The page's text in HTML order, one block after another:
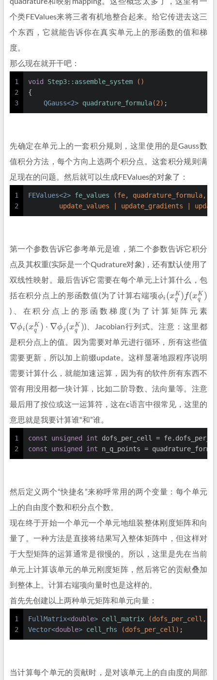
quadrature和映射mapping。这些概念太多了，这里有一
个类FEValues来将三者有机地整合起来。给它传进去这三
个东西，它就能告诉你在真实单元上的形函数的值和梯
度。
那么现在就开干吧：
1
2
3
void Step3::assemble_system
()
{
QGauss<2> quadrature_formula(2) ;
先确定在单元上的一套积分规则，这里使用的是Gauss数
值积分方法，每个方向上选两个积分点。这套积分规则满
足现在的问题。然后就可以生成FEValues的对象了：
1
2
FEValues<2> fe_values
(fe, quadrature_formula,
update_values | update_gradients |
第一个参数告诉它参考单元是谁，第二个参数告诉它积分
点及其权重(实际是一个Qudrature对象)，还有默认使用了
双线性映射。最后告诉它需要在每个单元上计算什么，包
括在积分点上的形函数值(为了计算右端项 ϕ (x qK f(x qK)
)、在积分点上的形函数梯度(为了计算矩阵元素
∇ϕ x qK) ∇ϕ j( xq K) )、Jacobian行列式。注意：这里都
是积分点上的值。因为需要对单元进行循环，所有这些值
需要更新，所以加上前缀update。这样显著地跟程序说明
需要计算什么，就能加速运算，因为有的软件所有东西不
管有用没用都一块计算，比如二阶导数、法向量等。注意
最后用了按位或这一运算符，这在c语言中很常见，这里的
意思就是我要计算谁“和”谁。
1
2
const unsigned int dofs_per_cell =
const
unsigned int n_q_points =
然后定义两个“快捷名”来称呼常用的两个变量：每个单元
上的自由度个数和积分点个数。
现在终于开始一个单元一个单元地组装整体刚度矩阵和向
量了。一种方法是直接将结果写入整体矩阵中，但这样对
于大型矩阵的运算通常是很慢的。所以，这里是先在当前
单元上计算该单元的单元刚度矩阵，然后将它的贡献叠加
到整体上。计算右端项向量时也是这样的。
首先先创建以上两种单元矩阵和单元向量：
1
2
FullMatrix<double> cell_matrix
(dofs_per_cell,
Vector<double> cell_rhs (dofs_per_cell) ;
当计算每个单元的贡献时，是对该单元上的自由度的局部